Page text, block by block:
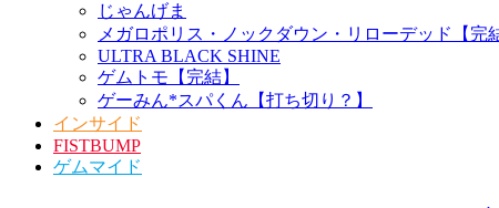
じゃんげま
メガロポリス・ノックダウン・リローデッド【完
ULTRA BLACK SHINE
ゲムトモ【完結】
ゲーみん*スパくん【打ち切り？】
インサイド
FISTBUMP
ゲムマイド